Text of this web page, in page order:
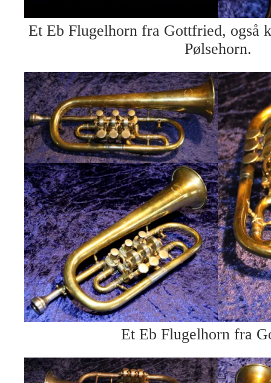
Et Eb Flugelhorn fra Gottfried, også
Pølsehorn.
Et Eb Flugelhorn fra